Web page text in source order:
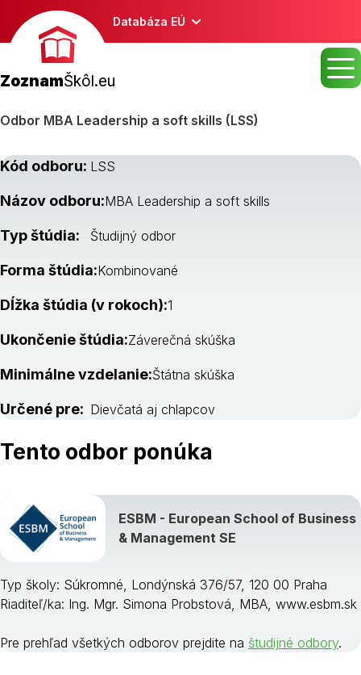
Databáza EÚ
ZoznamŠkôl.eu
Odbor MBA Leadership a soft skills (LSS)
Kód odboru: LSS
Názov odboru:MBA Leadership a soft skills
Typ štúdia: Študijný odbor
Forma štúdia:Kombinované
Dĺžka štúdia (v rokoch):1
Ukončenie štúdia:Záverečná skúška
Minimálne vzdelanie:Štátna skúška
Určené pre: Dievčatá aj chlapcov
Tento odbor ponúka
ESBM - European School of Business
& Management SE
Typ školy: Súkromné, Londýnská 376/57, 120 00 Praha
Riaditeľ/ka: Ing. Mgr. Simona Probstová, MBA, www.esbm.sk
Pre prehľad všetkých odborov prejdite na študijné odbory.